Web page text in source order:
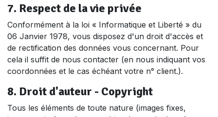
7. Respect de la vie privée
Conformément à la loi « Informatique et Liberté » du
06 Janvier 1978, vous disposez d'un droit d'accès et
de rectification des données vous concernant. Pour
cela il suffit de nous contacter (en nous indiquant vos
coordonnées et le cas échéant votre n° client.).
8. Droit d'auteur - Copyright
Tous les éléments de toute nature (images fixes,